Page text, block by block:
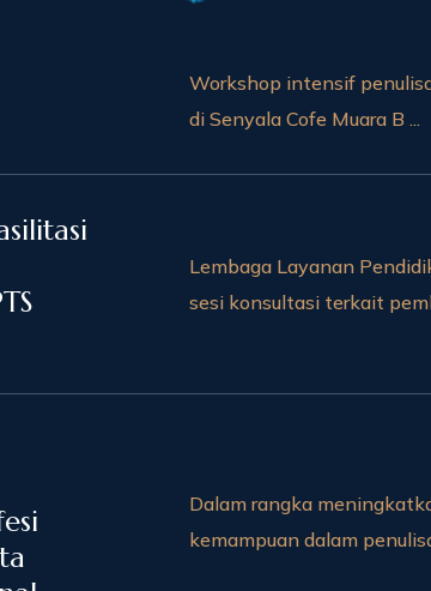
Workshop intensif
di Senyala Cofe Muara B ...
Lembaga Layanan
sesi konsultasi terkait
Dalam rangka
kemampuan dalam